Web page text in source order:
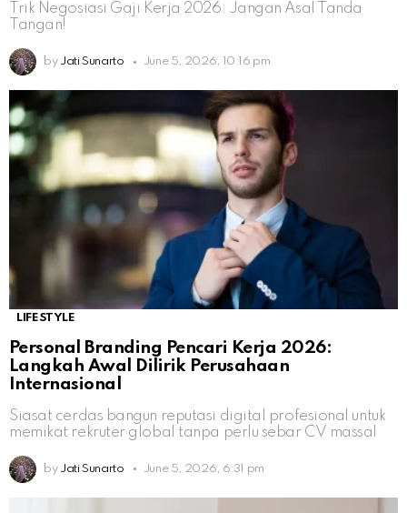
Trik Negosiasi Gaji Kerja 2026: Jangan Asal Tanda
Tangan!
by Jati Sunarto June 5, 2026, 10:16 pm
LIFESTYLE
Personal Branding Pencari Kerja 2026:
Langkah Awal Dilirik Perusahaan
Internasional
Siasat cerdas bangun reputasi digital profesional untuk
memikat rekruter global tanpa perlu sebar CV massal
by Jati Sunarto June 5, 2026, 6:31 pm